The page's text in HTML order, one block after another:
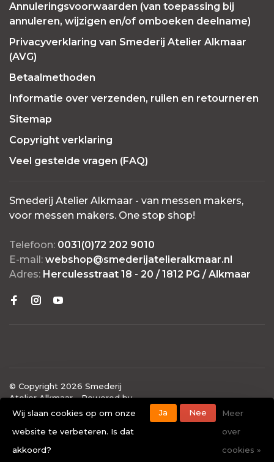
Annuleringsvoorwaarden (van toepassing bij
annuleren, wijzigen en/of omboeken deelname)
Privacyverklaring van Smederij Atelier Alkmaar
(AVG)
Betaalmethoden
Informatie over verzenden, ruilen en retourneren
Sitemap
Copyright verklaring
Veel gestelde vragen (FAQ)
Smederij Atelier Alkmaar - van messen makers,
voor messen makers. One stop shop!
Telefoon: 0031(0)72 202 9010
E-mail: webshop@smederijatelieralkmaar.nl
Adres: Herculesstraat 18 - 20 / 1812 PG / Alkmaar
© Copyright 2026 Smederij
Atelier Alkmaar- Powered by
Lightspeed
- Theme by
Huysmans.me
-Smederij Atelier Alkmaar
klantbeoordelingen at
Wij slaan cookies op om onze
website te verbeteren. Is dat
akkoord?
Ja Nee
Meer
over
cookies »